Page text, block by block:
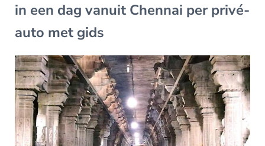
in een dag vanuit Chennai per privé-
auto met gids